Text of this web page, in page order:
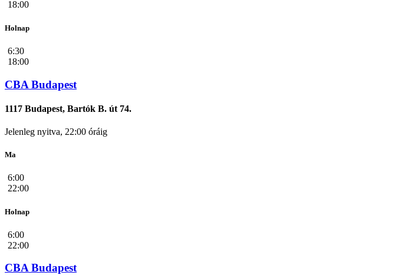
18:00
Holnap
6:30
18:00
CBA Budapest
1117 Budapest, Bartók B. út 74.
Jelenleg nyitva, 22:00 óráig
Ma
6:00
22:00
Holnap
6:00
22:00
CBA Budapest